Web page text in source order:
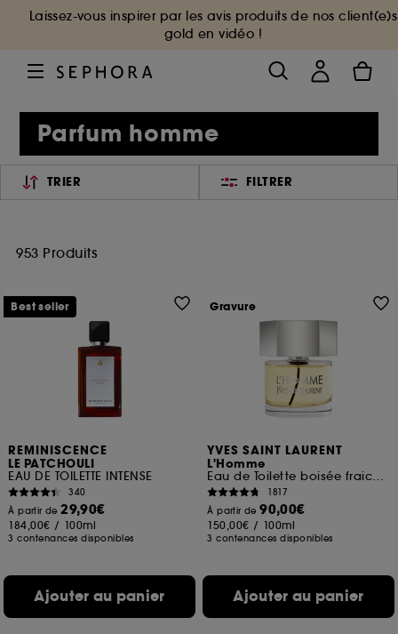
Laissez-vous inspirer par les avis produits de nos client(e)s
gold en vidéo !
Parfum homme
TRIER FILTRER
953 Produits
REMINISCENCE
LE PATCHOULI
EAU DE TOILETTE INTENSE
340
À partir de29,90€
184,00€ / 100ml
3 contenances disponibles
Ajouter au panier
Best seller
YVES SAINT LAURENT
L'Homme
Eau de Toilette boisée fraiche pour homme
1817
À partir de90,00€
150,00€ / 100ml
3 contenances disponibles
Ajouter au panier
Gravure